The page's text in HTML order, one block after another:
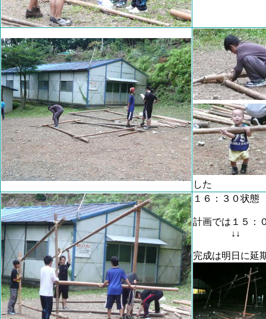
した
１６：３０状態
計画では１５：
↓↓
完成は明日に